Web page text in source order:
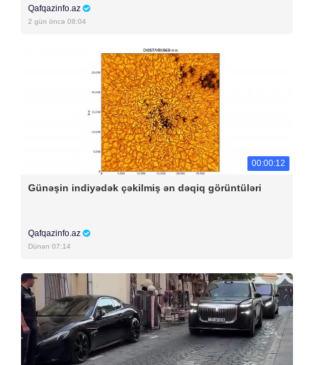
Qafqazinfo.az
2 gün öncə 08:04
00:00:12
Günəşin indiyədək çəkilmiş ən dəqiq görüntüləri
Qafqazinfo.az
Dünən 07:14